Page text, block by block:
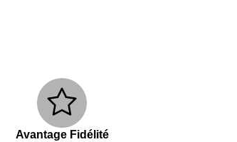
Avantage Fidélité